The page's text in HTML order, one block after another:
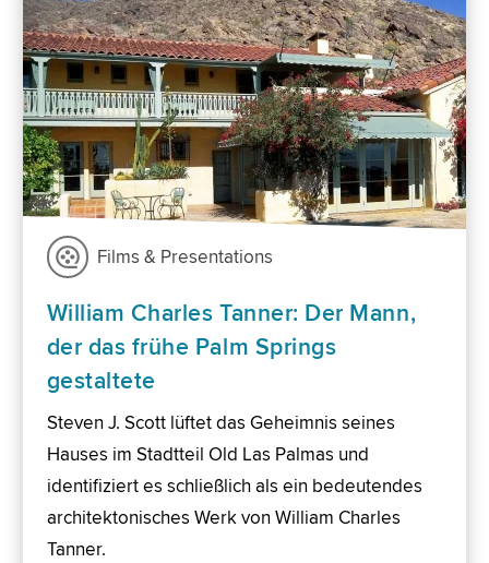
Films & Presentations
William Charles Tanner: Der Mann,
der das frühe Palm Springs
gestaltete
Steven J. Scott lüftet das Geheimnis seines
Hauses im Stadtteil Old Las Palmas und
identifiziert es schließlich als ein bedeutendes
architektonisches Werk von William Charles
Tanner.